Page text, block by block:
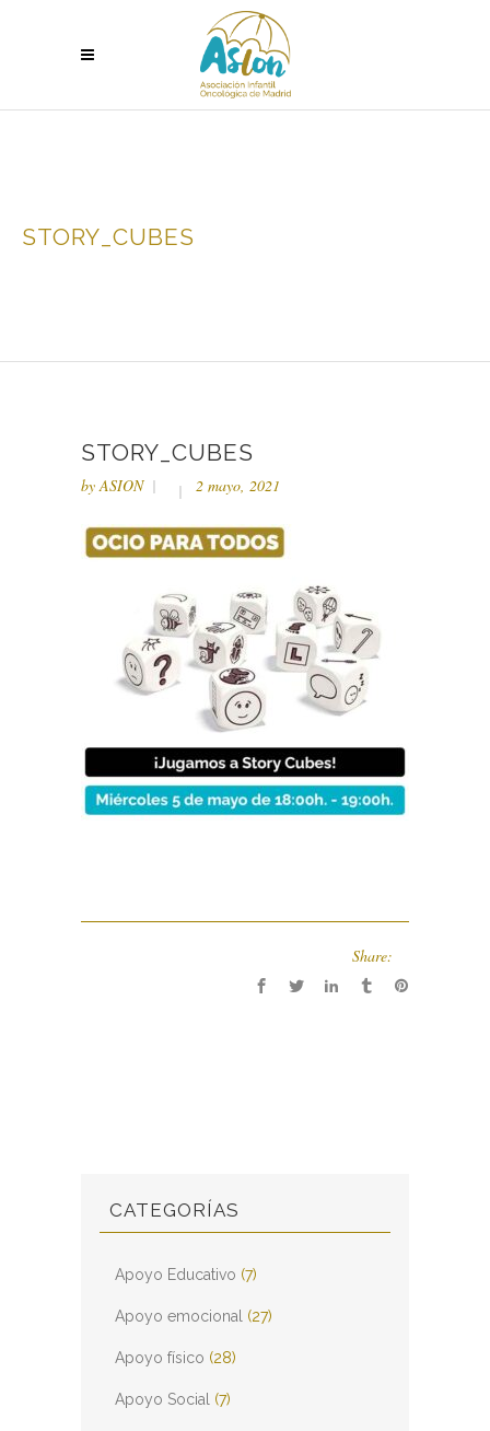
STORY_CUBES
STORY_CUBES
byASION 2 mayo, 2021
Share:
CATEGORÍAS
Apoyo Educativo (7)
Apoyo emocional (27)
Apoyo físico (28)
Apoyo Social (7)